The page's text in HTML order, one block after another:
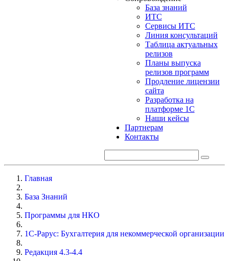
База знаний
ИТС
Сервисы ИТС
Линия консультаций
Таблица актуальных
релизов
Планы выпуска
релизов программ
Продление лицензии
сайта
Разработка на
платформе 1С
Наши кейсы
Партнерам
Контакты
Главная
База Знаний
Программы для НКО
1С-Рарус: Бухгалтерия для некоммерческой организации
Редакция 4.3-4.4